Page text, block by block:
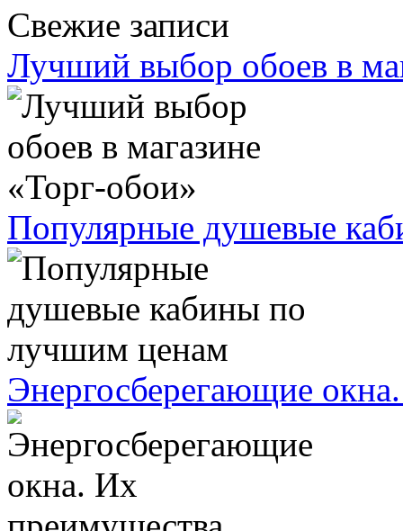
Свежие записи
Лучший выбор обоев в
Популярные душевые
Энергосберегающие